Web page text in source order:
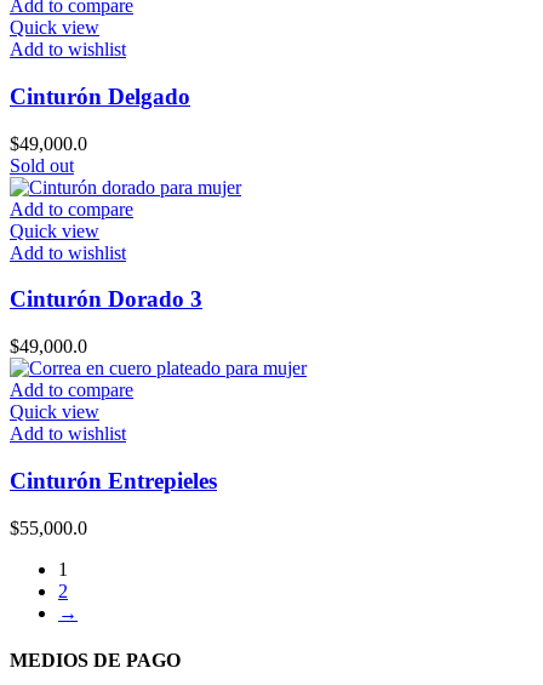
Add to compare
Quick view
Add to wishlist
Cinturón Delgado
$49,000.0
Sold out
Add to compare
Quick view
Add to wishlist
Cinturón Dorado 3
$49,000.0
Add to compare
Quick view
Add to wishlist
Cinturón Entrepieles
$55,000.0
1
2
→
MEDIOS DE PAGO